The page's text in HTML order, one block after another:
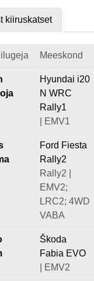
kiiruskatset
Meeskond
Hyundai i20
N WRC
Rally1
| EMV1
Ford Fiesta
Rally2
Rally2 |
EMV2;
LRC2; 4WD
VABA
Škoda
Fabia EVO
| EMV2